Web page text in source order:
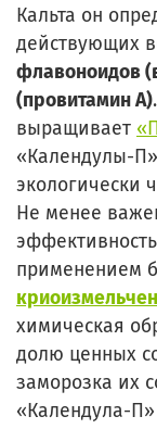
Кальта он
действующих
флавоноидов
(провитамин А)
выращивает
«Календулы-
экологически
Не менее
применением
химическая
долю ценных
заморозка их
«Календула-